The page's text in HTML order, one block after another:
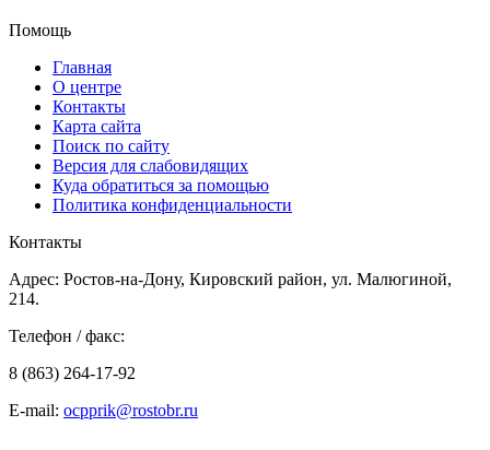
Помощь
Главная
О центре
Контакты
Карта сайта
Поиск по сайту
Версия для слабовидящих
Куда обратиться за помощью
Политика конфиденциальности
Контакты
Адрес: Ростов-на-Дону, Кировский район, ул. Малюгиной,
214.
Телефон / факс:
8 (863) 264-17-92
E-mail: ocpprik@rostobr.ru